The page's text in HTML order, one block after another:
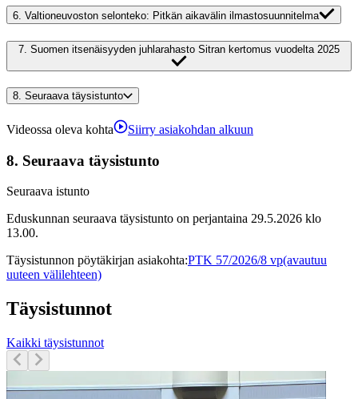
6. Valtioneuvoston selonteko: Pitkän aikavälin ilmastosuunnitelma
7. Suomen itsenäisyyden juhlarahasto Sitran kertomus vuodelta 2025
8. Seuraava täysistunto
Videossa oleva kohta Siirry asiakohdan alkuun
8. Seuraava täysistunto
Seuraava istunto
Eduskunnan seuraava täysistunto on perjantaina 29.5.2026 klo
13.00.
Täysistunnon pöytäkirjan asiakohta:PTK 57/2026/8 vp(avautuu
uuteen välilehteen)
Täysistunnot
Kaikki täysistunnot